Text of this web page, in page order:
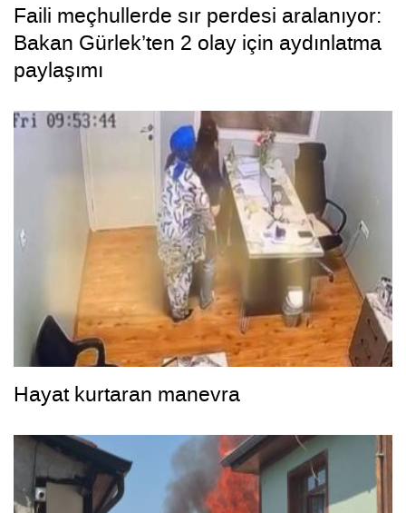
Faili meçhullerde sır perdesi aralanıyor:
Bakan Gürlek’ten 2 olay için aydınlatma
paylaşımı
Hayat kurtaran manevra